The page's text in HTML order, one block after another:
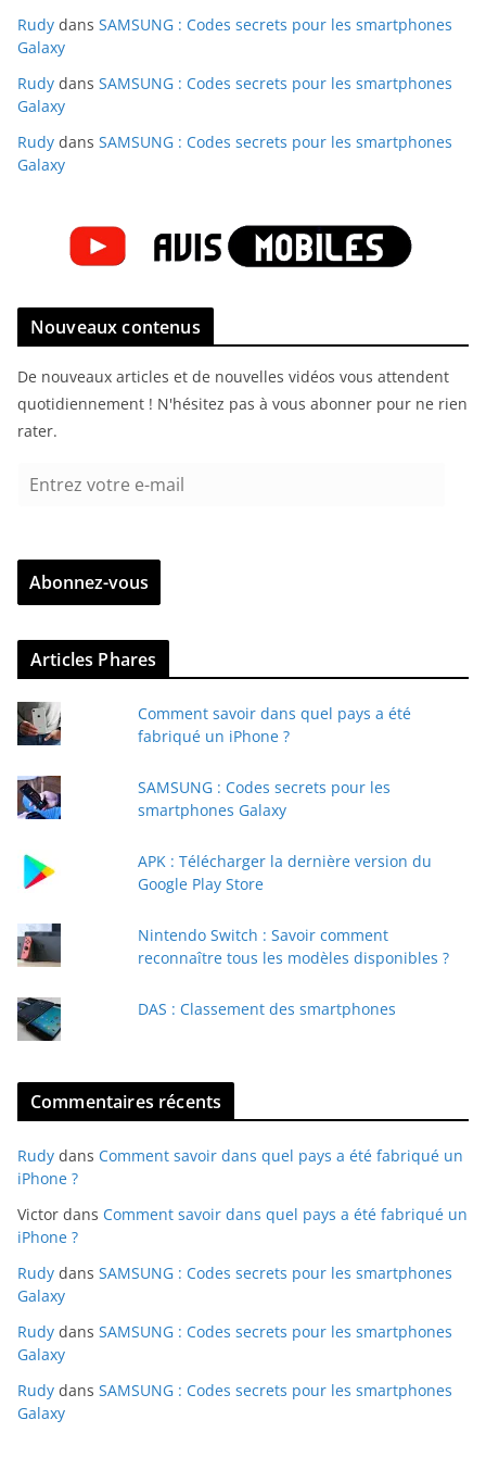
Rudy dans SAMSUNG : Codes secrets pour les smartphones
Galaxy
Rudy dans SAMSUNG : Codes secrets pour les smartphones
Galaxy
Rudy dans SAMSUNG : Codes secrets pour les smartphones
Galaxy
Nouveaux contenus
De nouveaux articles et de nouvelles vidéos vous attendent
quotidiennement ! N'hésitez pas à vous abonner pour ne rien
rater.
r
z
v
r
e
e
a
Abonnez-vous
Articles Phares
Comment savoir dans quel pays a été
fabriqué un iPhone ?
SAMSUNG : Codes secrets pour les
smartphones Galaxy
APK : Télécharger la dernière version du
Google Play Store
Nintendo Switch : Savoir comment
reconnaître tous les modèles disponibles ?
DAS : Classement des smartphones
Commentaires récents
Rudy dans Comment savoir dans quel pays a été fabriqué un
iPhone ?
Victor dans Comment savoir dans quel pays a été fabriqué un
iPhone ?
Rudy dans SAMSUNG : Codes secrets pour les smartphones
Galaxy
Rudy dans SAMSUNG : Codes secrets pour les smartphones
Galaxy
Rudy dans SAMSUNG : Codes secrets pour les smartphones
Galaxy